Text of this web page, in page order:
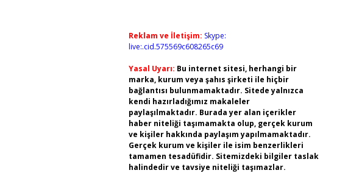
Reklam ve İletişim: Skype:
live:.cid.575569c608265c69
Yasal Uyarı: Bu internet sitesi, herhangi bir
marka, kurum veya şahıs şirketi ile hiçbir
bağlantısı bulunmamaktadır. Sitede yalnızca
kendi hazırladığımız makaleler
paylaşılmaktadır. Burada yer alan içerikler
haber niteliği taşımamakta olup, gerçek kurum
ve kişiler hakkında paylaşım yapılmamaktadır.
Gerçek kurum ve kişiler ile isim benzerlikleri
tamamen tesadüfidir. Sitemizdeki bilgiler taslak
halindedir ve tavsiye niteliği taşımazlar.